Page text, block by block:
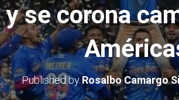
se corona
Published byRosalbo Camargo